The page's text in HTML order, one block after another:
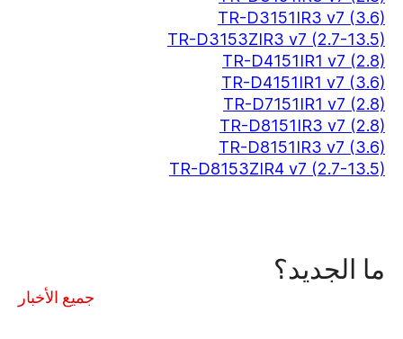
TR-D3151IR3 v7 (3.6)
TR-D3153ZIR3 v7 (2.7-13.5)
TR-D4151IR1 v7 (2.8)
TR-D4151IR1 v7 (3.6)
TR-D7151IR1 v7 (2.8)
TR-D8151IR3 v7 (2.8)
TR-D8151IR3 v7 (3.6)
TR-D8153ZIR4 v7 (2.7-13.5)
ما الجديد؟
جميع الأخبار